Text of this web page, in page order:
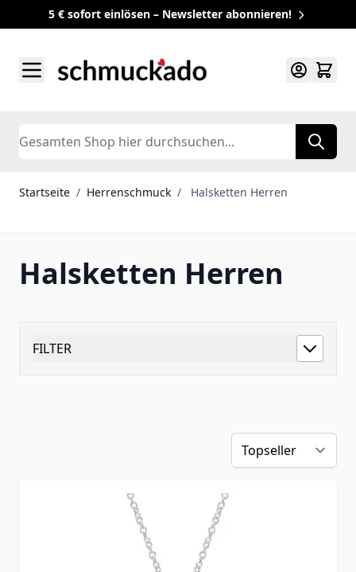
5 € sofort einlösen – Newsletter abonnieren!
Search
Startseite / Herrenschmuck / Halsketten Herren
Halsketten Herren
FILTER